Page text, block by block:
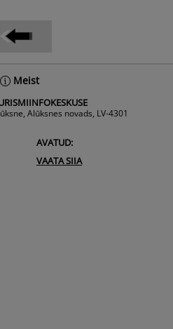
Meist
Alūksnes novads, LV-4301
AVATUD:
VAATA SIIA